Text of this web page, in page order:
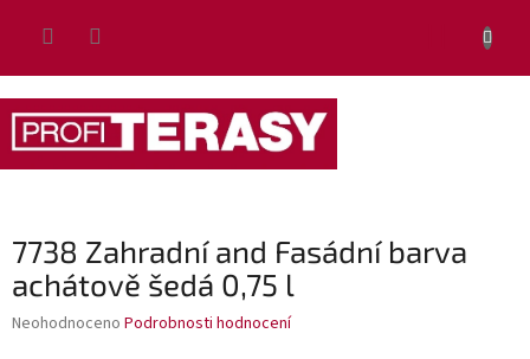
7738 Zahradní and Fasádní barva
achátově šedá 0,75 l
Průměrné
Neohodnoceno Podrobnosti hodnocení